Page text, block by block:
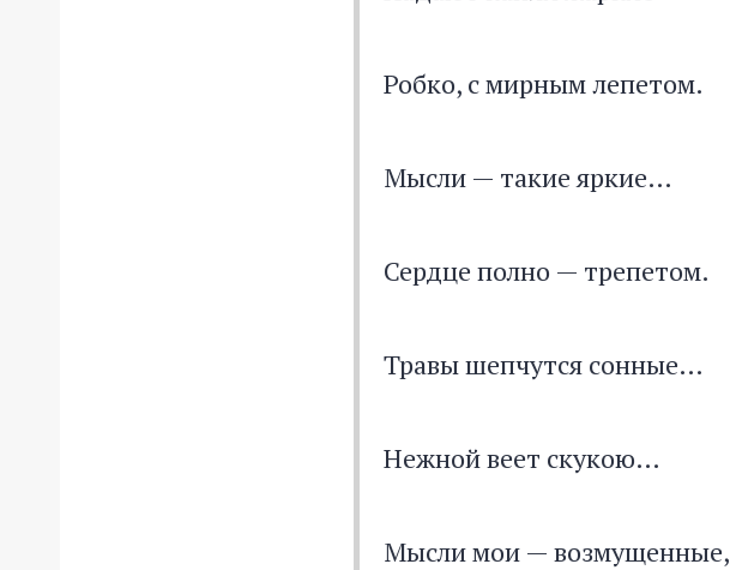
Робко, с мирным лепетом.
Мысли — такие яркие…
Сердце полно — трепетом.
Травы шепчутся сонные…
Нежной веет скукою…
Мысли мои — возмущенные,